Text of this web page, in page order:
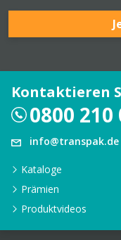
Kontaktieren
0800 210
info@transpak.de
Kataloge
Prämien
Produktvideos